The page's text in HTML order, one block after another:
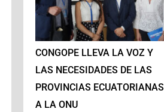
CONGOPE LLEVA LA VOZ Y
LAS NECESIDADES DE LAS
PROVINCIAS ECUATORIANAS
A LA ONU